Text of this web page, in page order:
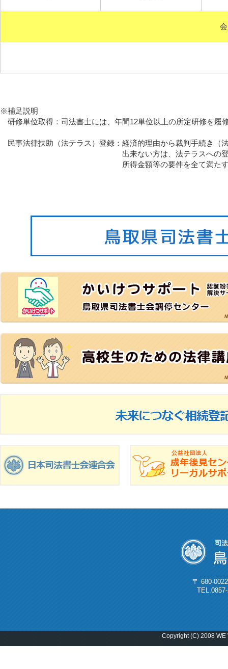
※補足説明
研修単位取得：司法書士には、年間12単位以上の所定
民事法律扶助（法テラス）登録：経済的理由から裁判手続き（
出来ない方は、法テラスへの登録会員へ
所得金額等の要件を全て満たす方は、低廉な
〒 680-
Copyright (C) 2008 WE